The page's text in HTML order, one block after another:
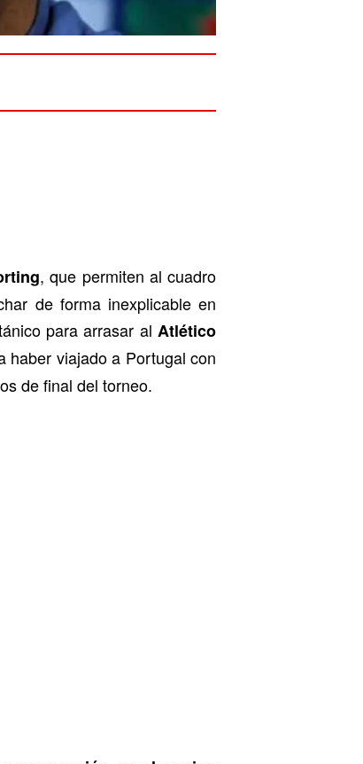
, que permiten al cuadro
de forma inexplicable en
para arrasar al Atlético
haber viajado a Portugal con
de final del torneo.